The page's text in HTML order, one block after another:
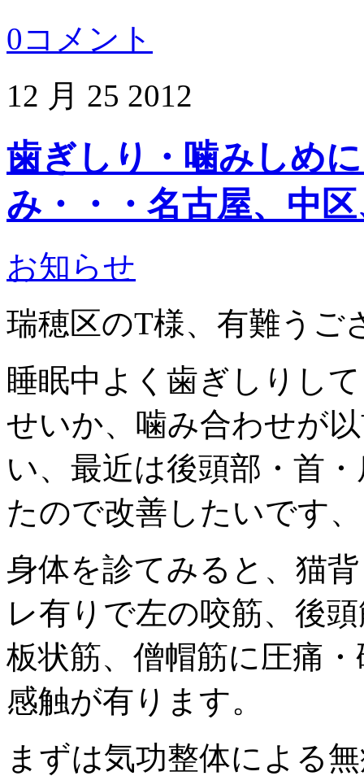
0コメント
12 月 25 2012
歯ぎしり・噛みしめ
み・・・名古屋、中
お知らせ
瑞穂区のT様、有難うご
睡眠中よく歯ぎしりし
せいか、噛み合わせが
い、最近は後頭部・首
たので改善したいです
身体を診てみると、猫
レ有りで左の咬筋、後
板状筋、僧帽筋に圧痛
感触が有ります。
まずは気功整体による